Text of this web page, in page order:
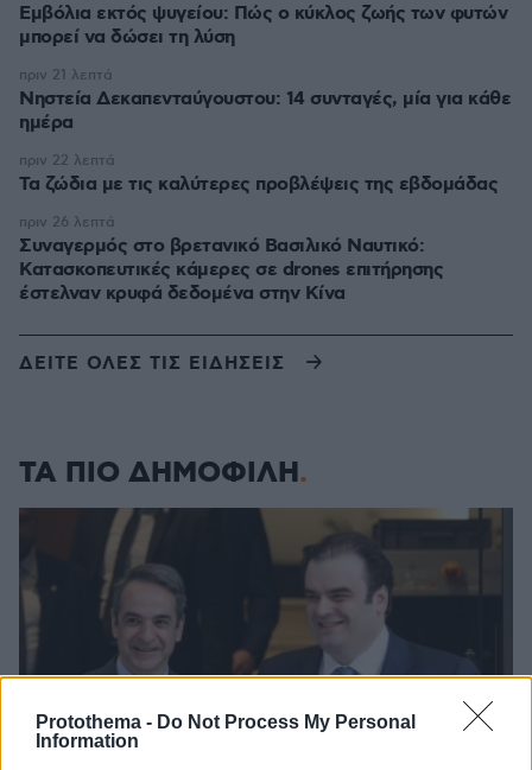
Protothema - Do Not Process My Personal
Information
Εμβόλια εκτός ψυγείου: Πώς ο κύκλος ζωής των φυτών
μπορεί να δώσει τη λύση
Νηστεία Δεκαπενταύγουστου: 14 συνταγές, μία για κάθε
ημέρα
πριν 21 λεπτά
Τα ζώδια με τις καλύτερες προβλέψεις της εβδομάδας
πριν 22 λεπτά
Συναγερμός στο βρετανικό Βασιλικό Ναυτικό:
Κατασκοπευτικές κάμερες σε drones επιτήρησης
έστελναν κρυφά δεδομένα στην Κίνα
πριν 26 λεπτά
ΔΕΙΤΕ ΟΛΕΣ ΤΙΣ ΕΙΔΗΣΕΙΣ
ΤΑ ΠΙΟ ΔΗΜΟΦΙΛΗ